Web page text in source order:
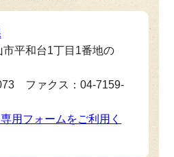
平和台1丁目1番地の
ファクス：04-7159-
用フォームをご利用く